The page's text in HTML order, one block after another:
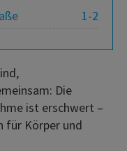
1-2
Die
ist erschwert –
für Körper und